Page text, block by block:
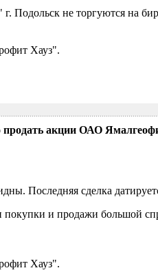
Подольск не торгуются на
Хауз".
продать акции ОАО
Последняя сделка
и продажи большой
Хауз".